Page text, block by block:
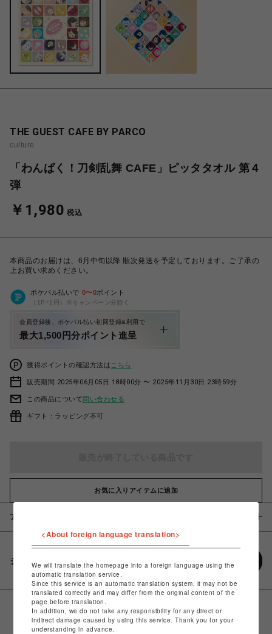
THE GUEST CAFE BY PARCO
culture
「わんぱく！刀剣乱舞 CAFE」ピッタタオル 第４
弾
￥1,980 税込
本商品のお届けは、6月中旬以降 順次発送を予定しております。ご了承の
上お買い求めください。
ポケパル払いで 0〜0ポイント
（1P=1円）※キャンペーン分除く
会員登録後、ポケパル払い初回登録&利用で
最大1,500円分ポイント進呈
獲得ポイントの確認方法は こちら
販売期間 2025年06月05日 18時00分 〜 2025年11月30日 23時59分
この商品について問い合わせる
ギフト：ラッピング不可
お気に入りアイテムに追加
アイテム説明 / 素材
シェアする
<About foreign language translation>
We will translate the homepage into a foreign language using the
automatic translation service.
Since this service is an automatic translation system, it may not be
translated correctly and may differ from the original content of the
page before translation.
In addition, we do not take any responsibility for any direct or
indirect damage caused by using this service. Thank you for your
understanding in advance.